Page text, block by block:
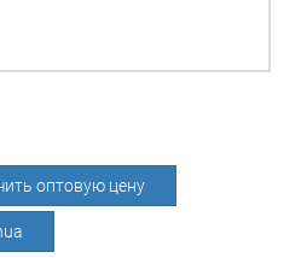
оптовую цену